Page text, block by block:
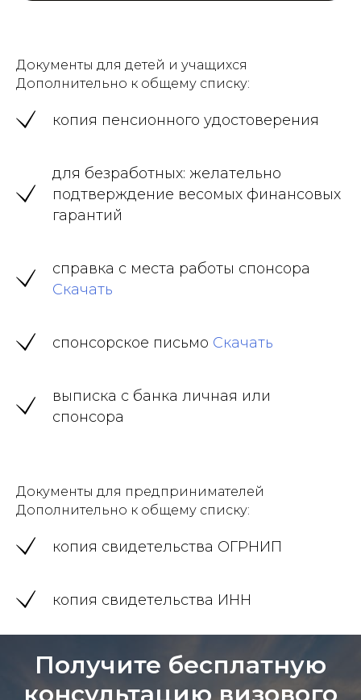
Документы для детей и учащихся
Дополнительно к общему списку:
копия пенсионного удостоверения
для безработных: желательно
подтверждение весомых финансовых
гарантий
справка с места работы спонсора
Скачать
спонсорское письмо Скачать
выписка с банка личная или
спонсора
Документы для предпринимателей
Дополнительно к общему списку:
копия свидетельства ОГРНИП
копия свидетельства ИНН
Получите бесплатную
консультацию визового